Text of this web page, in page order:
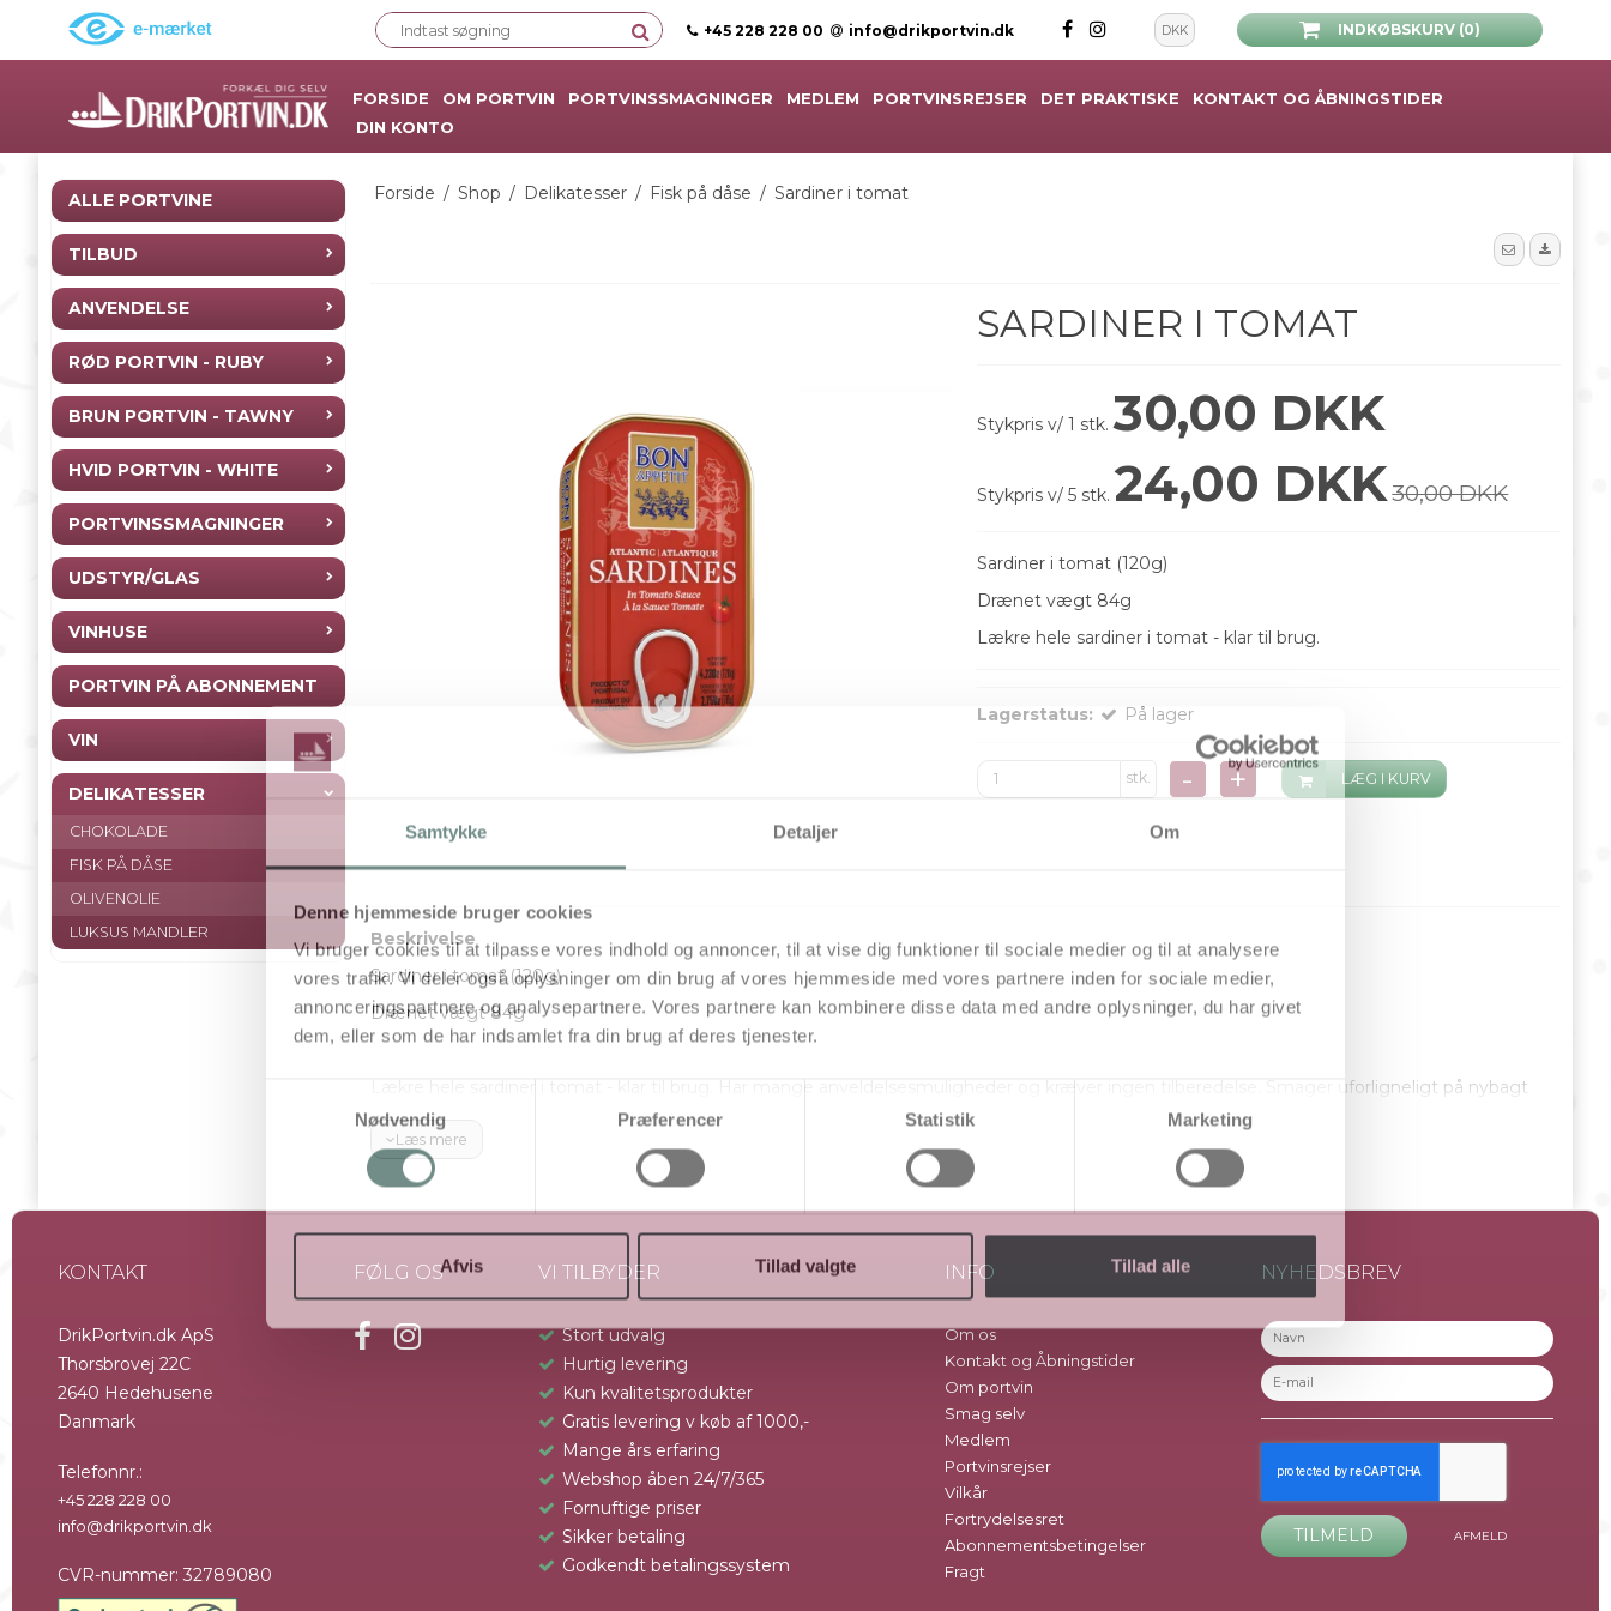
Samtykke Detaljer Om
Denne hjemmeside bruger cookies
Vi bruger cookies til at tilpasse vores indhold og annoncer, til at vise dig funktioner til sociale medier og til at analysere
vores trafik. Vi deler også oplysninger om din brug af vores hjemmeside med vores partnere inden for sociale medier,
annonceringspartnere og analysepartnere. Vores partnere kan kombinere disse data med andre oplysninger, du har givet
dem, eller som de har indsamlet fra din brug af deres tjenester.
y
v
Nødvendig Præferencer Statistik Marketing
Afvis Tillad valgte Tillad alle
+45 228 228 00 info@drikportvin.dk DKK INDKØBSKURV (0)
FORSIDE OM PORTVIN PORTVINSSMAGNINGER MEDLEM PORTVINSREJSER DET PRAKTISKE
KONTAKT OG ÅBNINGSTIDER
DIN KONTO
ALLE PORTVINE
TILBUD
ANVENDELSE
RØD PORTVIN - RUBY
BRUN PORTVIN - TAWNY
HVID PORTVIN - WHITE
PORTVINSSMAGNINGER
UDSTYR/GLAS
VINHUSE
PORTVIN PÅ ABONNEMENT
VIN
DELIKATESSER
CHOKOLADE
FISK PÅ DÅSE
OLIVENOLIE
LUKSUS MANDLER
Forside / Shop / Delikatesser / Fisk på dåse / Sardiner i tomat
SARDINER I TOMAT
Stykpris v/ 1 stk. 30,00 DKK
Stykpris v/ 5 stk. 24,00 DKK30,00 DKK
Sardiner i tomat (120g)
Drænet vægt 84g
Lækre hele sardiner i tomat - klar til brug.
Lagerstatus: På lager
stk. - + LÆG I KURV
Beskrivelse
Sardiner i tomat (120g)
Drænet vægt 84g
Lækre hele sardiner i tomat - klar til brug. Har mange anveldelsesmuligheder og kræver ingen tilberedelse. Smager uforligneligt på nybagt
rugbrød med en lille klat mayonnaise og friskkværnet peber. Kan også indgå i diverse fiske-forretter og som lækkert indslag til en tapas-
tallerken.
Læs mere
KONTAKT
DrikPortvin.dk ApS
Thorsbrovej 22C
2640 Hedehusene
Danmark
Telefonnr.:
+45 228 228 00
info@drikportvin.dk
CVR-nummer: 32789080
FØLG OS VI TILBYDER
Stort udvalg
Hurtig levering
Kun kvalitetsprodukter
Gratis levering v køb af 1000,-
Mange års erfaring
Webshop åben 24/7/365
Fornuftige priser
Sikker betaling
Godkendt betalingssystem
INFO
Om os
Kontakt og Åbningstider
Om portvin
Smag selv
Medlem
Portvinsrejser
Vilkår
Fortrydelsesret
Abonnementsbetingelser
Fragt
NYHEDSBREV
TILMELD AFMELD